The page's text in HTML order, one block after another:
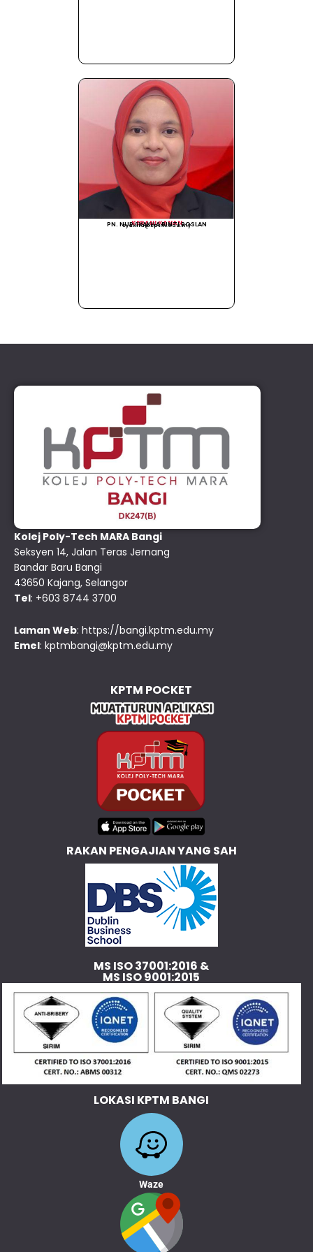
KERANI KANAN
PN. NUR SYAKILA BINTI ROSLAN
syakila@kptm.edu.my
Kolej Poly-Tech MARA Bangi
Seksyen 14, Jalan Teras Jernang
Bandar Baru Bangi
43650 Kajang, Selangor
Tel: +603 8744 3700
Laman Web: https://bangi.kptm.edu.my
Emel: kptmbangi@kptm.edu.my
KPTM POCKET
RAKAN PENGAJIAN YANG SAH
MS ISO 37001:2016 &
MS ISO 9001:2015
LOKASI KPTM BANGI
Waze